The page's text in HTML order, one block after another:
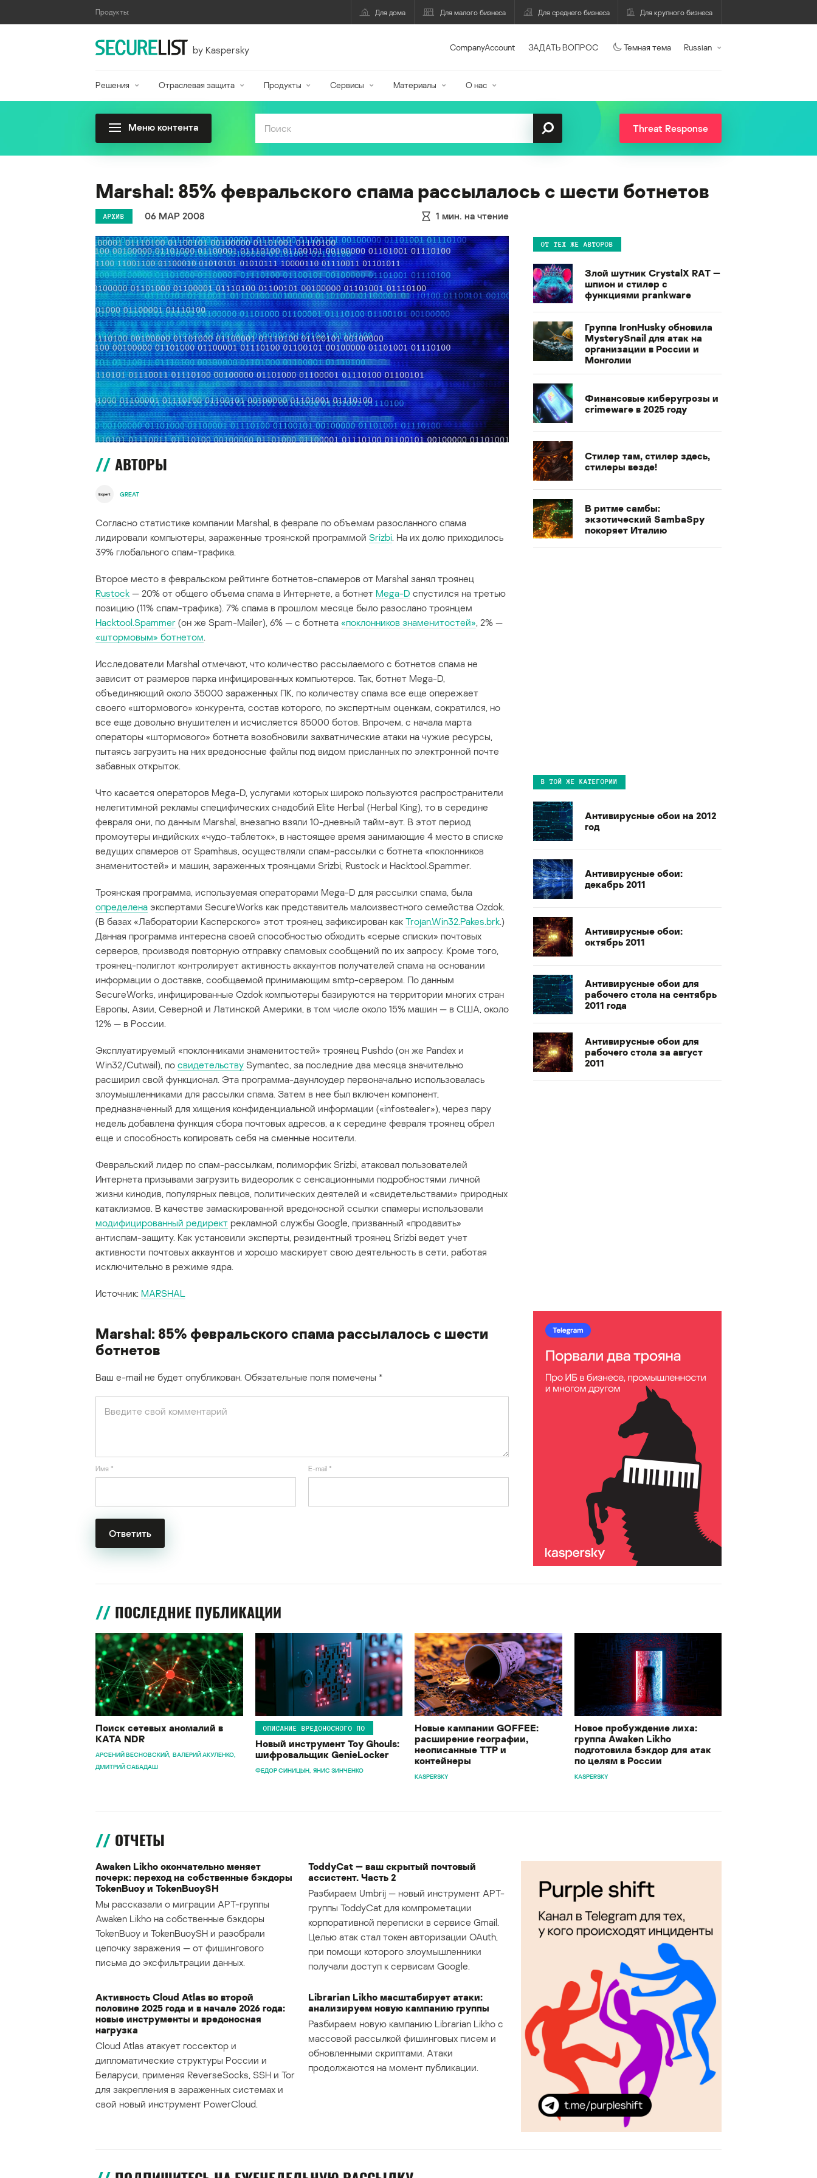
Продукты: Для дома Для малого бизнеса Для среднего бизнеса Для крупного бизнеса
by Kaspersky CompanyAccount ЗАДАТЬ ВОПРОС Темная тема Russian
Решения Отраслевая защита Продукты Сервисы Материалы О нас
Меню контента Threat Response
Marshal: 85% февральского спама рассылалось с шести ботнетов
АРХИВ 06 МАР 2008 1 мин. на чтение
АВТОРЫ
GREAT
Согласно статистике компании Marshal, в феврале по объемам разосланного спама
лидировали компьютеры, зараженные троянской программой Srizbi. На их долю приходилось
39% глобального спам-трафика.
Второе место в февральском рейтинге ботнетов-спамеров от Marshal занял троянец
Rustock — 20% от общего объема спама в Интернете, а ботнет Mega-D спустился на третью
позицию (11% спам-трафика). 7% спама в прошлом месяце было разослано троянцем
Hacktool.Spammer (он же Spam-Mailer), 6% — с ботнета «поклонников знаменитостей», 2% —
«штормовым» ботнетом.
Исследователи Marshal отмечают, что количество рассылаемого с ботнетов спама не
зависит от размеров парка инфицированных компьютеров. Так, ботнет Mega-D,
объединяющий около 35000 зараженных ПК, по количеству спама все еще опережает
своего «штормового» конкурента, состав которого, по экспертным оценкам, сократился, но
все еще довольно внушителен и исчисляется 85000 ботов. Впрочем, с начала марта
операторы «штормового» ботнета возобновили захватнические атаки на чужие ресурсы,
пытаясь загрузить на них вредоносные файлы под видом присланных по электронной почте
забавных открыток.
Что касается операторов Mega-D, услугами которых широко пользуются распространители
нелегитимной рекламы специфических снадобий Elite Herbal (Herbal King), то в середине
февраля они, по данным Marshal, внезапно взяли 10-дневный тайм-аут. В этот период
промоутеры индийских «чудо-таблеток», в настоящее время занимающие 4 место в списке
ведущих спамеров от Spamhaus, осуществляли спам-рассылки с ботнета «поклонников
знаменитостей» и машин, зараженных троянцами Srizbi, Rustock и Hacktool.Spammer.
Троянская программа, используемая операторами Mega-D для рассылки спама, была
определена экспертами SecureWorks как представитель малоизвестного семейства Ozdok.
(В базах «Лаборатории Касперского» этот троянец зафиксирован как Trojan.Win32.Pakes.brk.)
Данная программа интересна своей способностью обходить «серые списки» почтовых
серверов, производя повторную отправку спамовых сообщений по их запросу. Кроме того,
троянец-полиглот контролирует активность аккаунтов получателей спама на основании
информации о доставке, сообщаемой принимающим smtp-сервером. По данным
SecureWorks, инфицированные Ozdok компьютеры базируются на территории многих стран
Европы, Азии, Северной и Латинской Америки, в том числе около 15% машин — в США, около
12% — в России.
Эксплуатируемый «поклонниками знаменитостей» троянец Pushdo (он же Pandex и
Win32/Cutwail), по свидетельству Symantec, за последние два месяца значительно
расширил свой функционал. Эта программа-даунлоудер первоначально использовалась
злоумышленниками для рассылки спама. Затем в нее был включен компонент,
предназначенный для хищения конфиденциальной информации («infostealer»), через пару
недель добавлена функция сбора почтовых адресов, а к середине февраля троянец обрел
еще и способность копировать себя на сменные носители.
Февральский лидер по спам-рассылкам, полиморфик Srizbi, атаковал пользователей
Интернета призывами загрузить видеоролик с сенсационными подробностями личной
жизни кинодив, популярных певцов, политических деятелей и «свидетельствами» природных
катаклизмов. В качестве замаскированной вредоносной ссылки спамеры использовали
модифицированный редирект рекламной службы Google, призванный «продавить»
антиспам-защиту. Как установили эксперты, резидентный троянец Srizbi ведет учет
активности почтовых аккаунтов и хорошо маскирует свою деятельность в сети, работая
исключительно в режиме ядра.
Источник: MARSHAL
Marshal: 85% февральского спама рассылалось с шести
ботнетов
Ваш e-mail не будет опубликован. Обязательные поля помечены *
Имя * E-mail *
ОТ ТЕХ ЖЕ АВТОРОВ
Злой шутник CrystalX RAT —
шпион и стилер с
функциями prankware
Группа IronHusky обновила
MysterySnail для атак на
организации в России и
Монголии
Финансовые киберугрозы и
crimeware в 2025 году
Стилер там, стилер здесь,
стилеры везде!
В ритме самбы:
экзотический SambaSpy
покоряет Италию
В ТОЙ ЖЕ КАТЕГОРИИ
Антивирусные обои на 2012
год
Антивирусные обои:
декабрь 2011
Антивирусные обои:
октябрь 2011
Антивирусные обои для
рабочего стола на сентябрь
2011 года
Антивирусные обои для
рабочего стола за август
2011
ПОСЛЕДНИЕ ПУБЛИКАЦИИ
Поиск сетевых аномалий в
KATA NDR
АРСЕНИЙ ВЕСНОВСКИЙ ВАЛЕРИЙ АКУЛЕНКО
ДМИТРИЙ САБАДАШ
ОПИСАНИЕ ВРЕДОНОСНОГО ПО
Новый инструмент Toy Ghouls:
шифровальщик GenieLocker
ФЕДОР СИНИЦЫН ЯНИС ЗИНЧЕНКО
Новые кампании GOFFEE:
расширение географии,
неописанные TTP и
контейнеры
KASPERSKY
Новое пробуждение лиха:
группа Awaken Likho
подготовила бэкдор для атак
по целям в России
KASPERSKY
ОТЧЕТЫ
Awaken Likho окончательно меняет
почерк: переход на собственные бэкдоры
TokenBuoy и TokenBuoySH
Мы рассказали о миграции APT-группы
Awaken Likho на собственные бэкдоры
TokenBuoy и TokenBuoySH и разобрали
цепочку заражения — от фишингового
письма до эксфильтрации данных.
ToddyCat — ваш скрытый почтовый
ассистент. Часть 2
Разбираем Umbrij — новый инструмент APT-
группы ToddyCat для компрометации
корпоративной переписки в сервисе Gmail.
Целью атак стал токен авторизации OAuth,
при помощи которого злоумышленники
получали доступ к сервисам Google.
Активность Cloud Atlas во второй
половине 2025 года и в начале 2026 года:
новые инструменты и вредоносная
нагрузка
Cloud Atlas атакует госсектор и
дипломатические структуры России и
Беларуси, применяя ReverseSocks, SSH и Tor
для закрепления в зараженных системах и
свой новый инструмент PowerCloud.
Librarian Likho масштабирует атаки:
анализируем новую кампанию группы
Разбираем новую кампанию Librarian Likho с
массовой рассылкой фишинговых писем и
обновленными скриптами. Атаки
продолжаются на момент публикации.